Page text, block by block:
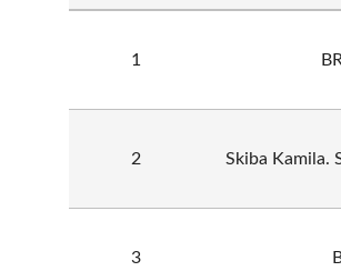
1
2 Skiba Kamila.
3